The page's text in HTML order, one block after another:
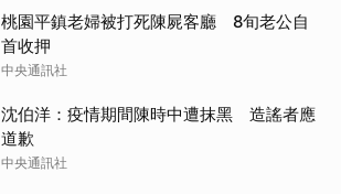
桃園平鎮老婦被打死陳屍客廳 8旬老公自
首收押
中央通訊社
沈伯洋：疫情期間陳時中遭抹黑 造謠者應
道歉
中央通訊社